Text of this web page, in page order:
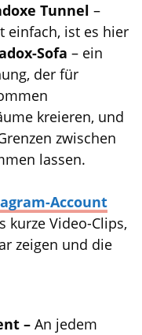
Tunnel –
einfach, ist es hier
Sofa – ein
der für
kreieren, und
zwischen
lassen.
Account
kurze Video-Clips,
zeigen und die
– An jedem